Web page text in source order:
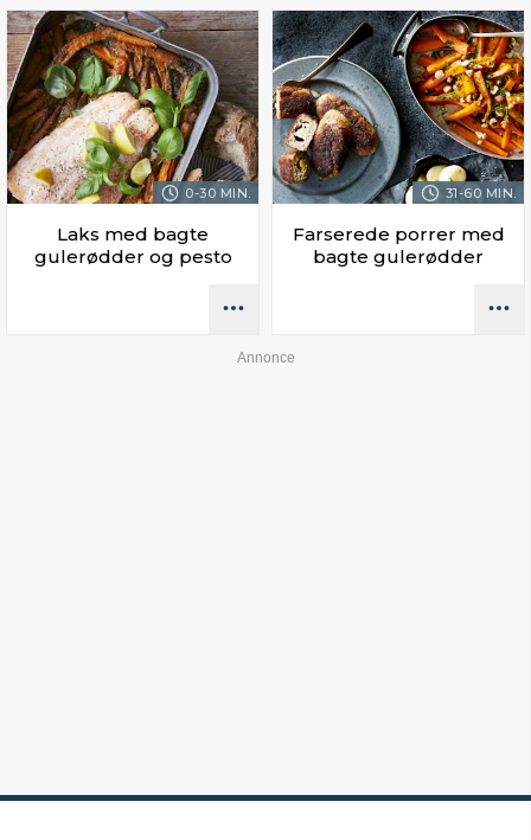
0-30 MIN.
Laks med bagte
gulerødder og pesto
31-60 MIN.
Farserede porrer med
bagte gulerødder